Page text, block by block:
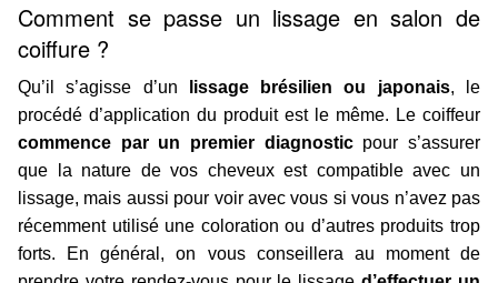
Comment se passe un lissage en salon de
coiffure ?
Qu’il s’agisse d’un lissage brésilien ou japonais, le
procédé d’application du produit est le même. Le coiffeur
commence par un premier diagnosticpour s’assurer
que la nature de vos cheveux est compatible avec un
lissage, mais aussi pour voir avec vous si vous n’avez pas
récemment utilisé une coloration ou d’autres produits trop
forts. En général, on vous conseillera au moment de